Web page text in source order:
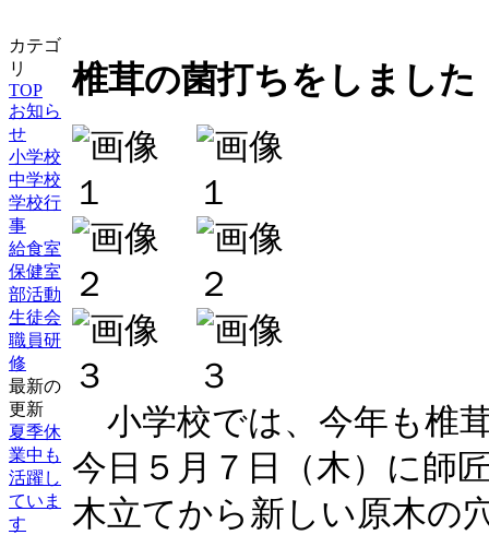
カテゴ
リ
TOP
お知ら
せ
小学校
中学校
学校行
事
給食室
保健室
部活動
生徒会
職員研
修
最新の
更新
夏季休
業中も
活躍し
ていま
す
椎茸の菌打ちをしました
小学校では、今年も椎
今日５月７日（木）に師
木立てから新しい原木の